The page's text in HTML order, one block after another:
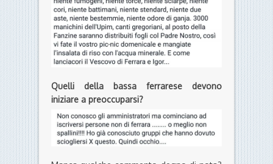
Vi lamentate per le bandiere? Lui ha la
soluzione.